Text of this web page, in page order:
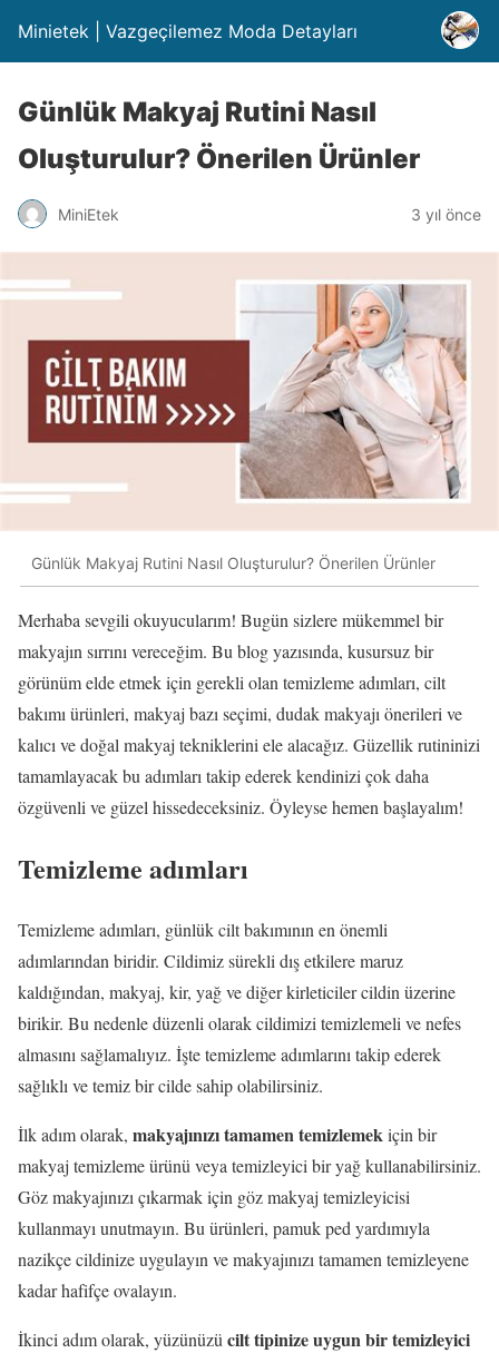
Minietek | Vazgeçilemez Moda Detayları
Günlük Makyaj Rutini Nasıl
Oluşturulur? Önerilen Ürünler
MiniEtek 3 yıl önce
Günlük Makyaj Rutini Nasıl Oluşturulur? Önerilen Ürünler
Merhaba sevgili okuyucularım! Bugün sizlere mükemmel bir
makyajın sırrını vereceğim. Bu blog yazısında, kusursuz bir
görünüm elde etmek için gerekli olan temizleme adımları, cilt
bakımı ürünleri, makyaj bazı seçimi, dudak makyajı önerileri ve
kalıcı ve doğal makyaj tekniklerini ele alacağız. Güzellik rutininizi
tamamlayacak bu adımları takip ederek kendinizi çok daha
özgüvenli ve güzel hissedeceksiniz. Öyleyse hemen başlayalım!
Temizleme adımları
Temizleme adımları, günlük cilt bakımının en önemli
adımlarından biridir. Cildimiz sürekli dış etkilere maruz
kaldığından, makyaj, kir, yağ ve diğer kirleticiler cildin üzerine
birikir. Bu nedenle düzenli olarak cildimizi temizlemeli ve nefes
almasını sağlamalıyız. İşte temizleme adımlarını takip ederek
sağlıklı ve temiz bir cilde sahip olabilirsiniz.
İlk adım olarak, makyajınızı tamamen temizlemekiçin bir
makyaj temizleme ürünü veya temizleyici bir yağ kullanabilirsiniz.
Göz makyajınızı çıkarmak için göz makyaj temizleyicisi
kullanmayı unutmayın. Bu ürünleri, pamuk ped yardımıyla
nazikçe cildinize uygulayın ve makyajınızı tamamen temizleyene
kadar hafifçe ovalayın.
İkinci adım olarak, yüzünüzü cilt tipinize uygun bir temizleyici